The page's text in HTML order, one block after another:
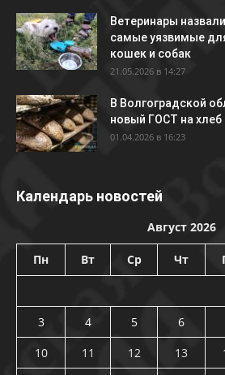
Ветеринары
самые уязвимые
кошек и собак
21.05.2026 в 14:27
В Волгоградской
новый ГОСТ на хлеб
01.04.2026 в 16:23
Календарь новостей
Август 2026
Пн Вт Ср Чт
3
4 5 6
10
11 12 13